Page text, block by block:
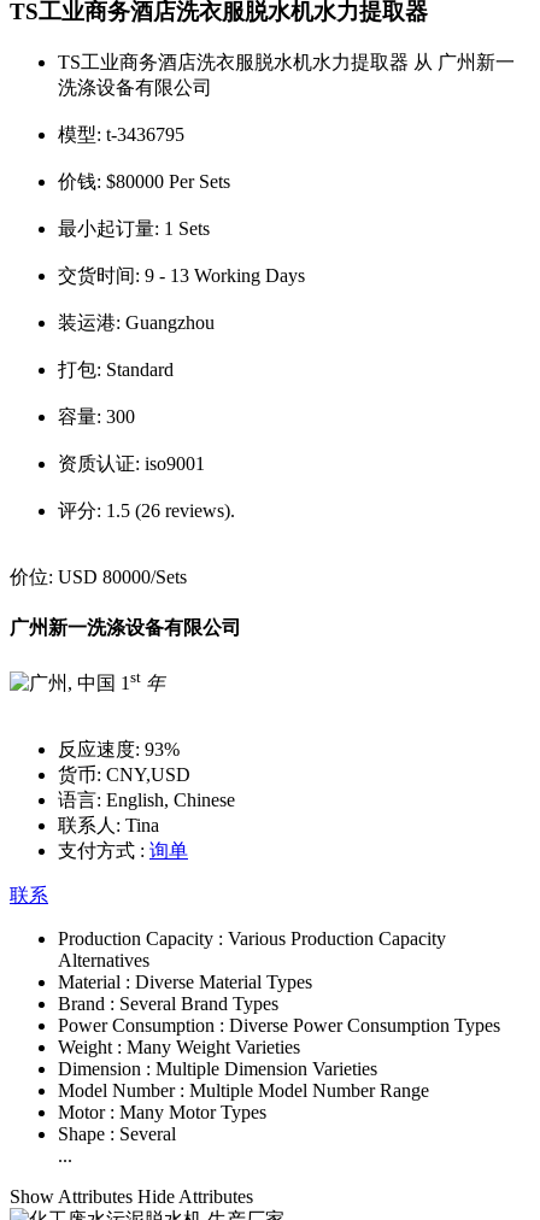
TS工业商务酒店洗衣服脱水机水力提取器
TS工业商务酒店洗衣服脱水机水力提取器 从 广州新一
洗涤设备有限公司
模型: t-3436795
价钱: $80000 Per Sets
最小起订量: 1 Sets
交货时间: 9 - 13 Working Days
装运港: Guangzhou
打包: Standard
容量: 300
资质认证: iso9001
评分: 1.5 (26 reviews).
价位: USD 80000/Sets
广州新一洗涤设备有限公司
1 st 年
反应速度: 93%
货币: CNY,USD
语言: English, Chinese
联系人: Tina
支付方式 : 询单
联系
Production Capacity : Various Production Capacity
Alternatives
Material : Diverse Material Types
Brand : Several Brand Types
Power Consumption : Diverse Power Consumption Types
Weight : Many Weight Varieties
Dimension : Multiple Dimension Varieties
Model Number : Multiple Model Number Range
Motor : Many Motor Types
Shape : Several
...
Show Attributes Hide Attributes